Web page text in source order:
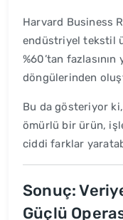
Harvard Business
endüstriyel tekstil
%60’tan fazlasının
döngülerinden
Bu da gösteriyor
ömürlü bir ürün,
ciddi farklar
Sonuç:
Güçlü